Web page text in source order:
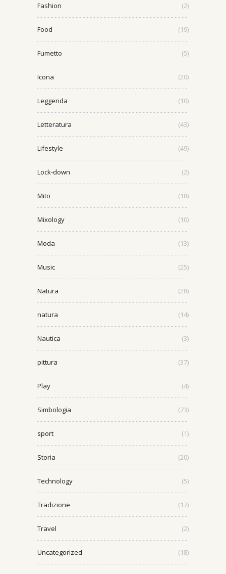
Fashion (2)
Food (19)
Fumetto (5)
Icona (20)
Leggenda (10)
Letteratura (43)
Lifestyle (49)
Lock-down (2)
Mito (18)
Mixology (10)
Moda (13)
Music (25)
Natura (28)
natura (14)
Nautica (3)
pittura (37)
Play (4)
Simbologia (73)
sport (1)
Storia (20)
Technology (5)
Tradizione (17)
Travel (2)
Uncategorized (18)